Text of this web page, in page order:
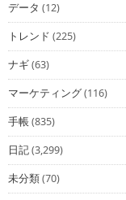
データ (12)
トレンド (225)
ナギ(63)
マーケティング(116)
手帳(835)
日記(3,299)
未分類(70)